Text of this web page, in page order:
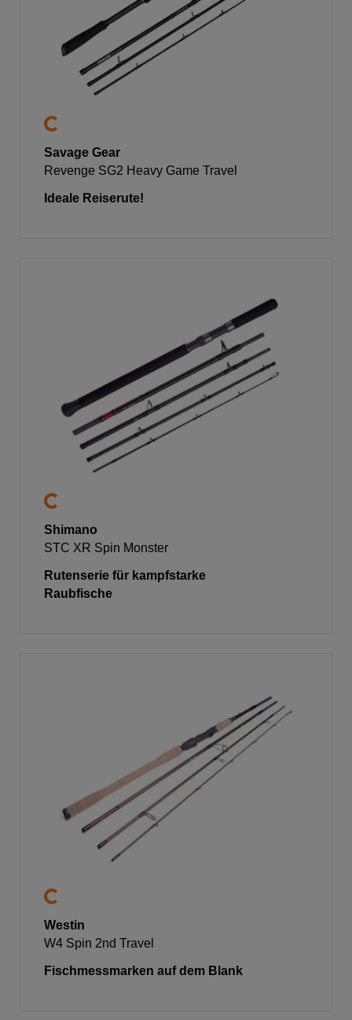
Savage Gear
Revenge SG2 Heavy Game Travel
Ideale Reiserute!
Shimano
STC XR Spin Monster
Rutenserie für kampfstarke
Raubfische
Westin
W4 Spin 2nd Travel
Fischmessmarken auf dem Blank